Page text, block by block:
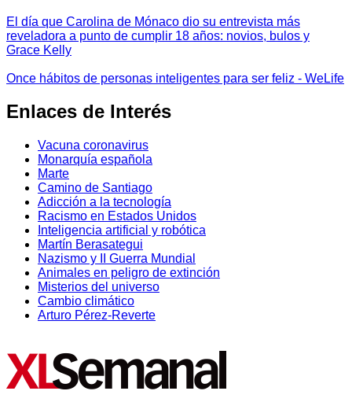
El día que Carolina de Mónaco dio su entrevista más
reveladora a punto de cumplir 18 años: novios, bulos y
Grace Kelly
Once hábitos de personas inteligentes para ser feliz - WeLife
Enlaces de Interés
Vacuna coronavirus
Monarquía española
Marte
Camino de Santiago
Adicción a la tecnología
Racismo en Estados Unidos
Inteligencia artificial y robótica
Martín Berasategui
Nazismo y II Guerra Mundial
Animales en peligro de extinción
Misterios del universo
Cambio climático
Arturo Pérez-Reverte